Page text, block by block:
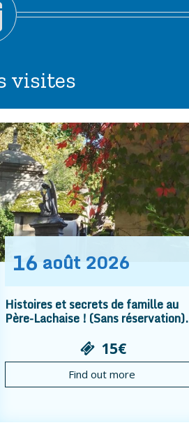
visites
16 août 2026
Histoires et secrets de famille au
Père-Lachaise ! (Sans réservation).
15€
Find out more